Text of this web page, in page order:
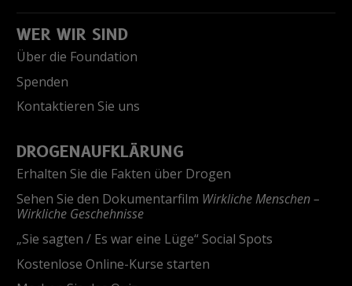
WER WIR SIND
Über die Foundation
Spenden
Kontaktieren Sie uns
DROGENAUFKLÄRUNG
Erhalten Sie die Fakten über Drogen
Sehen Sie den Dokumentarfilm Wirkliche Menschen –
Wirkliche Geschehnisse
„Sie sagten / Es war eine Lüge“ Social Spots
Kostenlose Online-Kurse starten